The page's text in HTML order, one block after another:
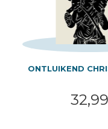
ONTLUIKEND
32,99